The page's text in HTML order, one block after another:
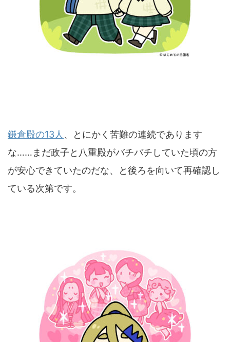
鎌倉殿の13人 、とにかく苦難の連続であります
な……まだ政子と八重殿がバチバチしていた頃の方
が安心できていたのだな、と後ろを向いて再確認し
ている次第です。